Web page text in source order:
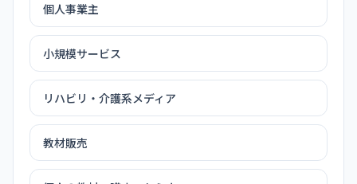
個人事業主
小規模サービス
リハビリ・介護系メディア
教材販売